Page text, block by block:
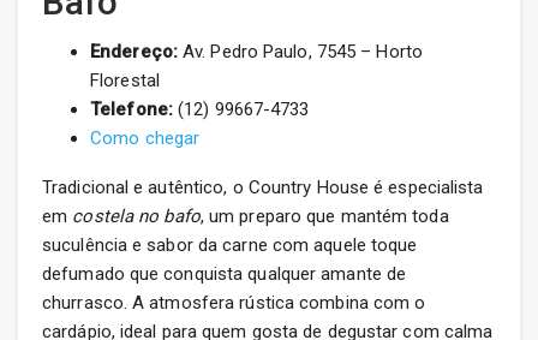
Endereço:Av. Pedro Paulo, 7545 – Horto
Florestal
Telefone:(12) 99667-4733
Como chegar
Tradicional e autêntico, o Country House é especialista
em costela no bafo, um preparo que mantém toda
suculência e sabor da carne com aquele toque
defumado que conquista qualquer amante de
churrasco. A atmosfera rústica combina com o
cardápio, ideal para quem gosta de degustar com calma